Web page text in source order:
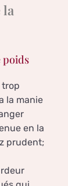
la
poids
trop
la manie
en la
prudent;